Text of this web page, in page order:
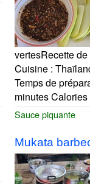
vertesRecette
Cuisine :
Temps de
minutes
Sauce piquante
Mukata